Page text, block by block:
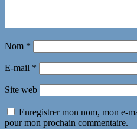
Nom *
E-mail *
Site web
Enregistrer mon nom, mon e-
pour mon prochain commentaire.